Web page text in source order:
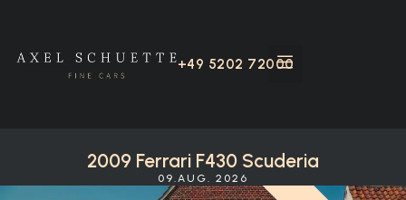
+49 5202 72000
2009 Ferrari F430 Scuderia
09.AUG. 2026